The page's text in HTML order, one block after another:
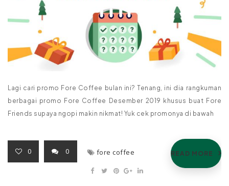
Lagi cari promo Fore Coffee bulan ini? Tenang, ini dia rangkuman
berbagai promo Fore Coffee Desember 2019 khusus buat Fore
Friends supaya ngopi makin nikmat! Yuk cek promonya di bawah
READ MORE
0 0 fore coffee